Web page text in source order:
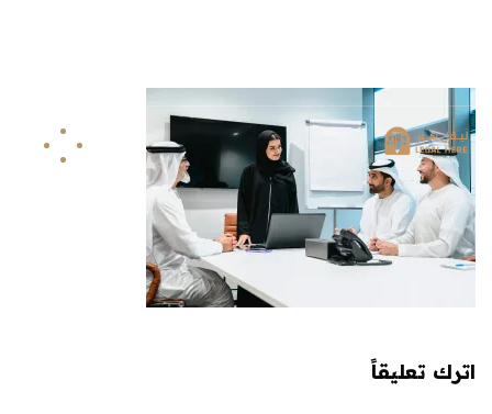
اترك تعليقاً